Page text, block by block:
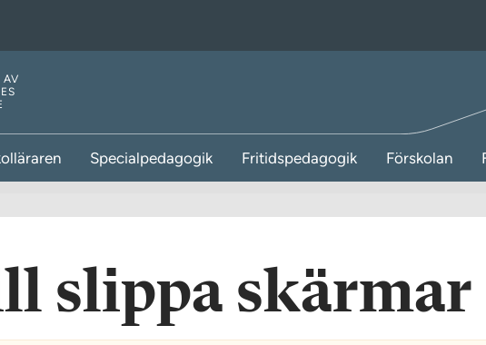
AV
Specialpedagogik Fritidspedagogik Förskolan
slippa skärmar